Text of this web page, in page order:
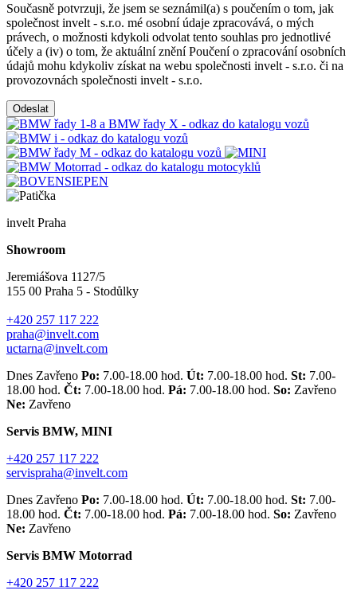
Současně potvrzuji, že jsem se seznámil(a) s poučením o tom, jak
společnost invelt - s.r.o. mé osobní údaje zpracovává, o mých
právech, o možnosti kdykoli odvolat tento souhlas pro jednotlivé
účely a (iv) o tom, že aktuální znění Poučení o zpracování osobních
údajů mohu kdykoliv získat na webu společnosti invelt - s.r.o. či na
provozovnách společnosti invelt - s.r.o.
Odeslat
invelt Praha
Showroom
Jeremiášova 1127/5
155 00 Praha 5 - Stodůlky
+420 257 117 222
praha@invelt.com
uctarna@invelt.com
Dnes Zavřeno Po: 7.00-18.00 hod. Út: 7.00-18.00 hod. St: 7.00-
18.00 hod. Čt: 7.00-18.00 hod. Pá: 7.00-18.00 hod. So: Zavřeno
Ne: Zavřeno
Servis BMW, MINI
+420 257 117 222
servispraha@invelt.com
Dnes Zavřeno Po: 7.00-18.00 hod. Út: 7.00-18.00 hod. St: 7.00-
18.00 hod. Čt: 7.00-18.00 hod. Pá: 7.00-18.00 hod. So: Zavřeno
Ne: Zavřeno
Servis BMW Motorrad
+420 257 117 222